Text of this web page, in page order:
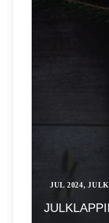
JUL 2024,